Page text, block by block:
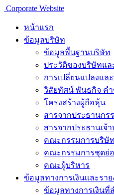
Corporate Website
หน้าแรก
ข้อมูลบริษัท
ข้อมูลพื้นฐานบริษัท
ประวัติของบริษัทแ
การเปลี่ยนแปลงแ
วิสัยทัศน์ พันธกิจ ค
โครงสร้างผู้ถือหุ้น
สารจากประธานกร
สารจากประธานเจ้
คณะกรรมการบริษัท
คณะกรรมการชุดย่
คณะผู้บริหาร
ข้อมูลทางการเงินเเละรา
ข้อมูลทางการเงินที่